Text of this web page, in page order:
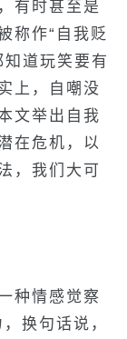
有时甚至是
称作“自我贬
道玩笑要有
上，自嘲没
文举出自我
在危机，以
，我们大可
种情感觉察
换句话说，